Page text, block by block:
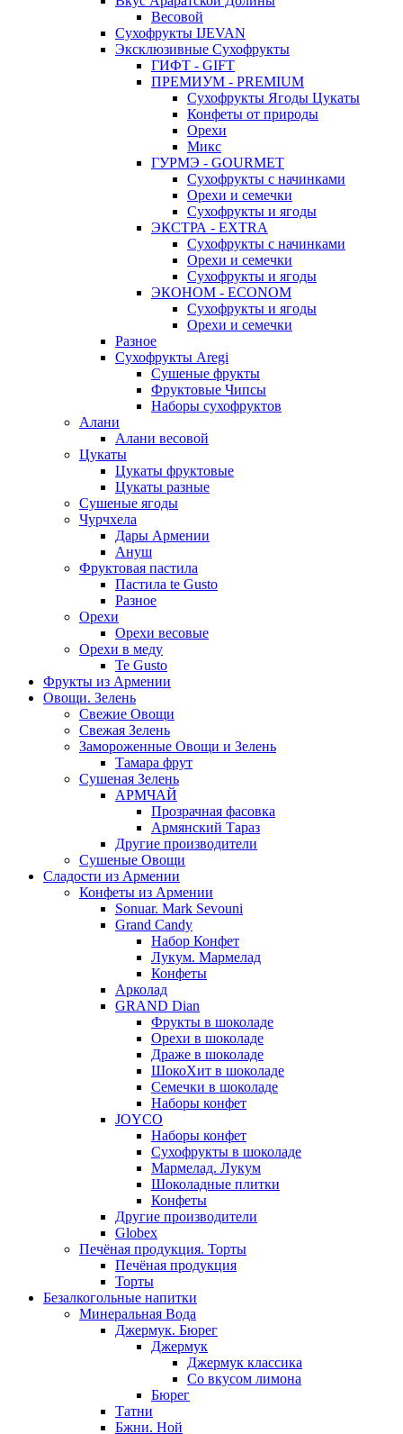
Весовой
Сухофрукты IJEVAN
Эксклюзивные Сухофрукты
ГИФТ - GIFT
ПРЕМИУМ - PREMIUM
Сухофрукты Ягоды Цукаты
Конфеты от природы
Орехи
Микс
ГУРМЭ - GOURMET
Сухофрукты с начинками
Орехи и семечки
Сухофрукты и ягоды
ЭКСТРА - EXTRA
Сухофрукты с начинками
Орехи и семечки
Сухофрукты и ягоды
ЭКОНОМ - ECONOM
Сухофрукты и ягоды
Орехи и семечки
Разное
Сухофрукты Aregi
Сушеные фрукты
Фруктовые Чипсы
Наборы сухофруктов
Алани
Алани весовой
Цукаты
Цукаты фруктовые
Цукаты разные
Сушеные ягоды
Чурчхела
Дары Армении
Ануш
Фруктовая пастила
Пастила te Gusto
Разное
Орехи
Орехи весовые
Орехи в меду
Te Gusto
Фрукты из Армении
Овощи. Зелень
Свежие Овощи
Свежая Зелень
Замороженные Овощи и Зелень
Тамара фрут
Сушеная Зелень
АРМЧАЙ
Прозрачная фасовка
Армянский Тараз
Другие производители
Сушеные Овощи
Сладости из Армении
Конфеты из Армении
Sonuar. Mark Sevouni
Grand Candy
Набор Конфет
Лукум. Мармелад
Конфеты
Арколад
GRAND Dian
Фрукты в шоколаде
Орехи в шоколаде
Драже в шоколаде
ШокоХит в шоколаде
Семечки в шоколаде
Наборы конфет
JOYCO
Наборы конфет
Сухофрукты в шоколаде
Мармелад. Лукум
Шоколадные плитки
Конфеты
Другие производители
Globex
Печёная продукция. Торты
Печёная продукция
Торты
Безалкогольные напитки
Минеральная Вода
Джермук. Бюрег
Джермук
Джермук классика
Со вкусом лимона
Бюрег
Татни
Бжни. Ной